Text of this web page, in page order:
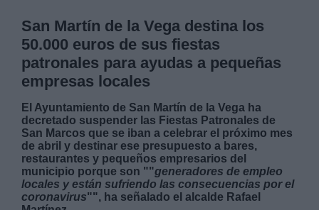
San Martín de la Vega destina los
50.000 euros de sus fiestas
patronales para ayudas a pequeñas
empresas locales
El Ayuntamiento de San Martín de la Vega ha
decretado suspender las Fiestas Patronales de
San Marcos que se iban a celebrar el próximo mes
de abril y destinar ese presupuesto a bares,
restaurantes y pequeños empresarios del
municipio porque son ""generadores de empleo
locales y están sufriendo las consecuencias por el
coronavirus"", ha señalado el alcalde Rafael
Legitimación:
Destinatarios: